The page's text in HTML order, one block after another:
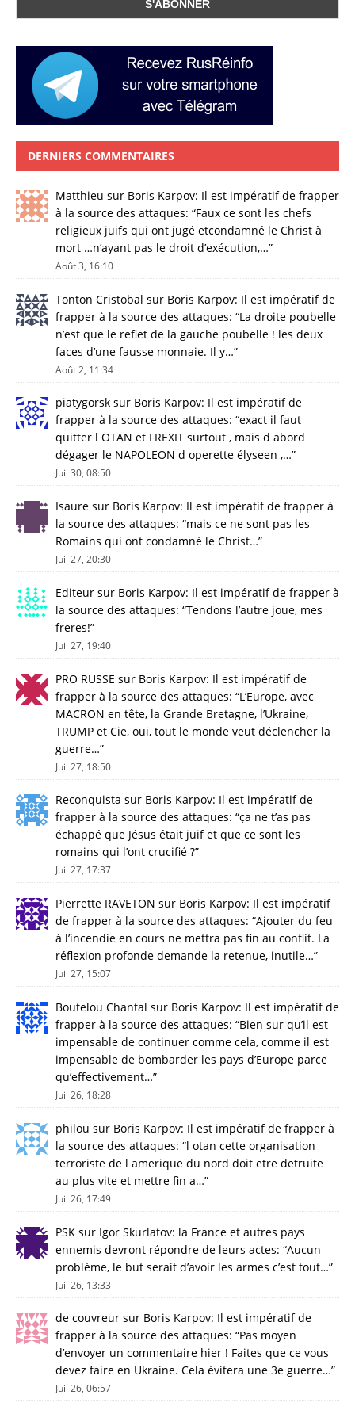
DERNIERS COMMENTAIRES
Matthieu sur Boris Karpov: Il est impératif de frapper
à la source des attaques: “Faux ce sont les chefs
religieux juifs qui ont jugé etcondamné le Christ à
mort …n’ayant pas le droit d’exécution,…”
Août 3, 16:10
Tonton Cristobal sur Boris Karpov: Il est impératif de
frapper à la source des attaques: “La droite poubelle
n’est que le reflet de la gauche poubelle ! les deux
faces d’une fausse monnaie. Il y…”
Août 2, 11:34
piatygorsk sur Boris Karpov: Il est impératif de
frapper à la source des attaques: “exact il faut
quitter l OTAN et FREXIT surtout , mais d abord
dégager le NAPOLEON d operette élyseen ,…”
Juil 30, 08:50
Isaure sur Boris Karpov: Il est impératif de frapper à
la source des attaques: “mais ce ne sont pas les
Romains qui ont condamné le Christ…”
Juil 27, 20:30
Editeur sur Boris Karpov: Il est impératif de frapper à
la source des attaques: “Tendons l’autre joue, mes
freres!”
Juil 27, 19:40
PRO RUSSE sur Boris Karpov: Il est impératif de
frapper à la source des attaques: “L’Europe, avec
MACRON en tête, la Grande Bretagne, l’Ukraine,
TRUMP et Cie, oui, tout le monde veut déclencher la
guerre…”
Juil 27, 18:50
Reconquista sur Boris Karpov: Il est impératif de
frapper à la source des attaques: “ça ne t’as pas
échappé que Jésus était juif et que ce sont les
romains qui l’ont crucifié ?”
Juil 27, 17:37
Pierrette RAVETON sur Boris Karpov: Il est impératif
de frapper à la source des attaques: “Ajouter du feu
à l’incendie en cours ne mettra pas fin au conflit. La
réflexion profonde demande la retenue, inutile…”
Juil 27, 15:07
Boutelou Chantal sur Boris Karpov: Il est impératif de
frapper à la source des attaques: “Bien sur qu’il est
impensable de continuer comme cela, comme il est
impensable de bombarder les pays d’Europe parce
qu’effectivement…”
Juil 26, 18:28
philou sur Boris Karpov: Il est impératif de frapper à
la source des attaques: “l otan cette organisation
terroriste de l amerique du nord doit etre detruite
au plus vite et mettre fin a…”
Juil 26, 17:49
PSK sur Igor Skurlatov: la France et autres pays
ennemis devront répondre de leurs actes: “Aucun
problème, le but serait d’avoir les armes c’est tout…”
Juil 26, 13:33
de couvreur sur Boris Karpov: Il est impératif de
frapper à la source des attaques: “Pas moyen
d’envoyer un commentaire hier ! Faites que ce vous
devez faire en Ukraine. Cela évitera une 3e guerre…”
Juil 26, 06:57